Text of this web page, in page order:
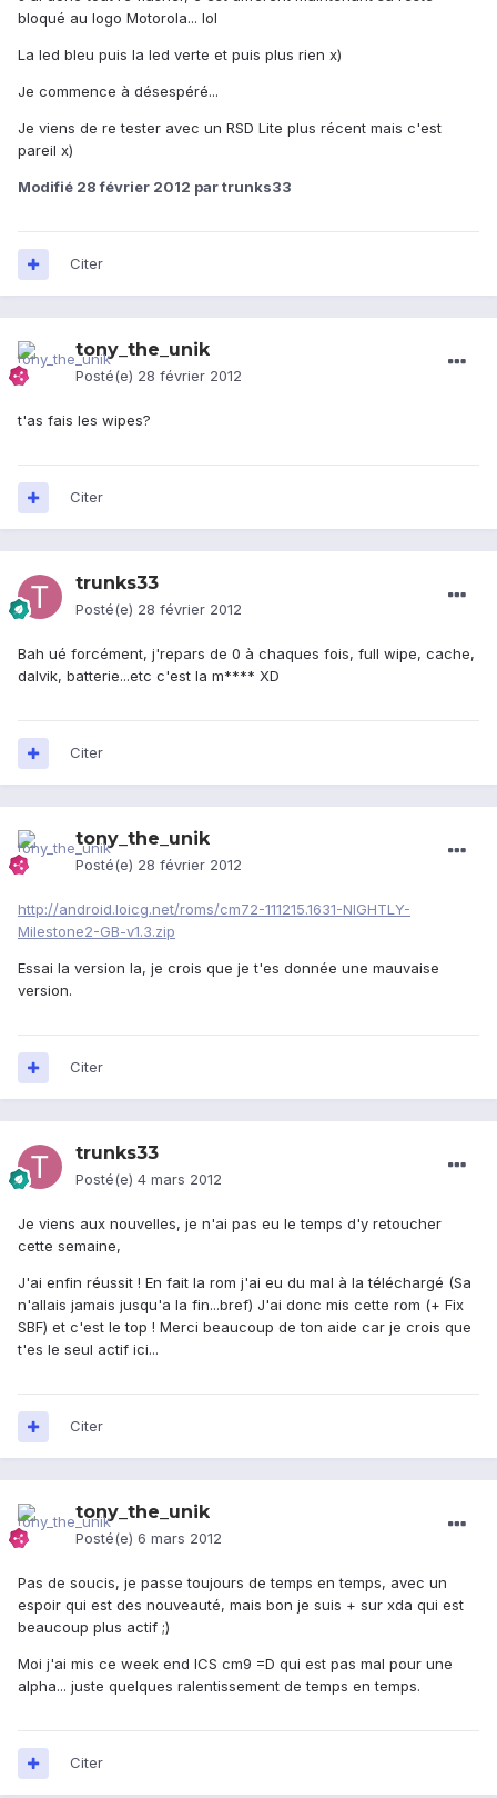
bloqué au logo Motorola... lol
La led bleu puis la led verte et puis plus rien x)
Je commence à désespéré...
Je viens de re tester avec un RSD Lite plus récent mais c'est
pareil x)
Modifié 28 février 2012 par trunks33
Citer
tony_the_unik
Posté(e) 28 février 2012
t'as fais les wipes?
Citer
trunks33
Posté(e) 28 février 2012
Bah ué forcément, j'repars de 0 à chaques fois, full wipe, cache,
dalvik, batterie...etc c'est la m**** XD
Citer
tony_the_unik
Posté(e) 28 février 2012
http://android.loicg.net/roms/cm72-111215.1631-NIGHTLY-
Milestone2-GB-v1.3.zip
Essai la version la, je crois que je t'es donnée une mauvaise
version.
Citer
trunks33
Posté(e) 4 mars 2012
Je viens aux nouvelles, je n'ai pas eu le temps d'y retoucher
cette semaine,
J'ai enfin réussit ! En fait la rom j'ai eu du mal à la téléchargé (Sa
n'allais jamais jusqu'a la fin...bref) J'ai donc mis cette rom (+ Fix
SBF) et c'est le top ! Merci beaucoup de ton aide car je crois que
t'es le seul actif ici...
Citer
tony_the_unik
Posté(e) 6 mars 2012
Pas de soucis, je passe toujours de temps en temps, avec un
espoir qui est des nouveauté, mais bon je suis + sur xda qui est
beaucoup plus actif ;)
Moi j'ai mis ce week end ICS cm9 =D qui est pas mal pour une
alpha... juste quelques ralentissement de temps en temps.
Citer